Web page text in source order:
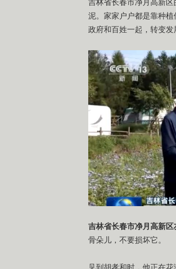
吉林省长春市净月高新
泥。家家户户都是靠种
政府和百姓一起，转变发
吉林省长春市净月高新区
骨朵儿，不要损坏它。